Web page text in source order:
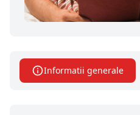
Informatii generale